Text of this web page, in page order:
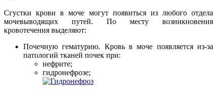
Сгустки крови в моче могут появиться из любого отдела
мочевыводящих путей. По месту возникновения
кровотечения выделяют:
Почечную гематурию. Кровь в моче появляется из-за
патологий тканей почек при:
нефрите;
гидронефрозе;